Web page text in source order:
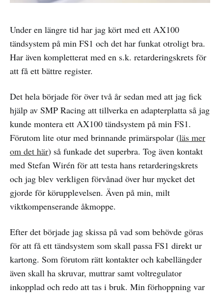
Under en längre tid har jag kört med ett AX100
tändsystem på min FS1 och det har funkat otroligt bra.
Har även kompletterat med en s.k. retarderingskrets för
att få ett bättre register.
Det hela började för över två år sedan med att jag fick
hjälp av SMP Racing att tillverka en adapterplatta så jag
kunde montera ett AX100 tändsystem på min FS1.
Förutom lite otur med brinnande primärspolar (läs mer
om det här) så funkade det superbra. Tog även kontakt
med Stefan Wirén för att testa hans retarderingskrets
och jag blev verkligen förvånad över hur mycket det
gjorde för körupplevelsen. Även på min, milt
viktkompenserande åkmoppe.
Efter det började jag skissa på vad som behövde göras
för att få ett tändsystem som skall passa FS1 direkt ur
kartong. Som förutom rätt kontakter och kabellängder
även skall ha skruvar, muttrar samt voltregulator
inkopplad och redo att tas i bruk. Min förhoppning var